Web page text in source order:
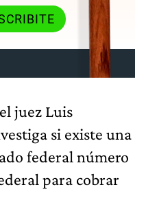
juez Luis
si existe una
federal número
para cobrar